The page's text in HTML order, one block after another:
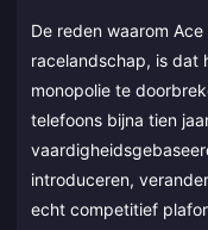
De reden waarom
racelandschap, is dat
monopolie te
telefoons bijna tien
introduceren,
echt competitief